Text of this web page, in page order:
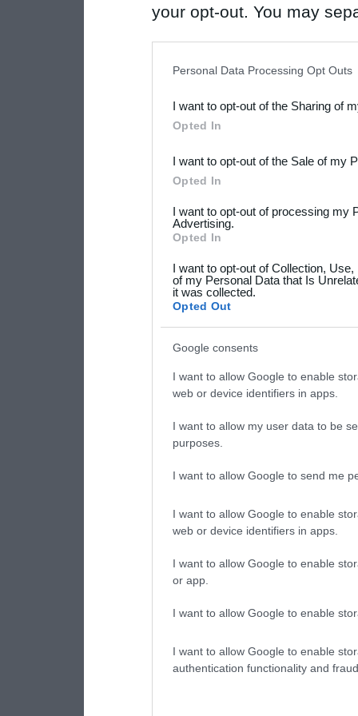
your opt-out. You may
Downstream Participants
third parties.
Please note that this
not limited to your visit or
grant or deny consent to
your data for below
consent section.
Personal Data Processing Opt Outs
I want to opt-out of the Sharing of
Opted In
I want to opt-out of the Sale of my
Opted In
I want to opt-out of processing my
Advertising.
Opted In
I want to opt-out of Collection,
of my Personal Data that Is
it was collected.
Opted Out
Google consents
I want to allow Google to enable
web or device identifiers in apps.
I want to allow my user data to be
purposes.
I want to allow Google to send me
I want to allow Google to enable
web or device identifiers in apps.
I want to allow Google to enable
or app.
I want to allow Google to enable
I want to allow Google to enable
authentication functionality and